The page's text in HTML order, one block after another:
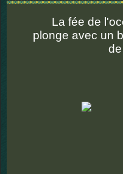
La fée de
plonge avec un